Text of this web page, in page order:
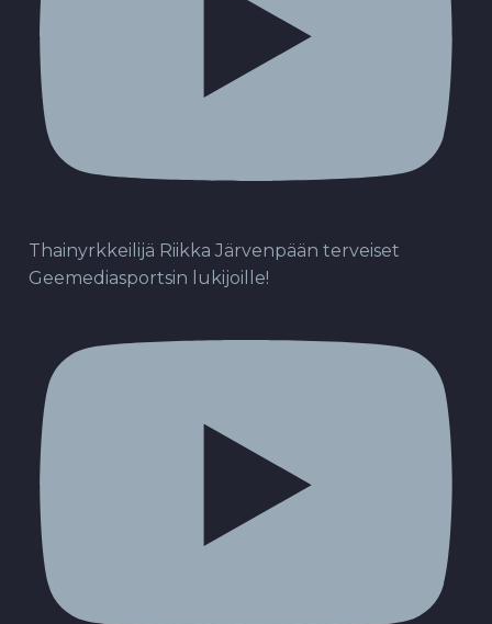
Thainyrkkeilijä Riikka Järvenpään terveiset
Geemediasportsin lukijoille!